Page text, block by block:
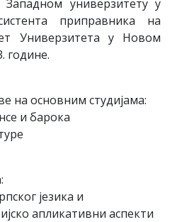
Западном универзитету у
приправника на
Универзитета у Новом
године.
на основним студијама:
и барока
језика и
апликативни аспекти